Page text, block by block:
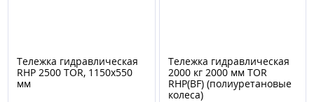
Тележка гидравлическая
RHP 2500 TOR, 1150х550
мм
Тележка гидравлическая
2000 кг 2000 мм TOR
RHP(BF) (полиуретановые
колеса)